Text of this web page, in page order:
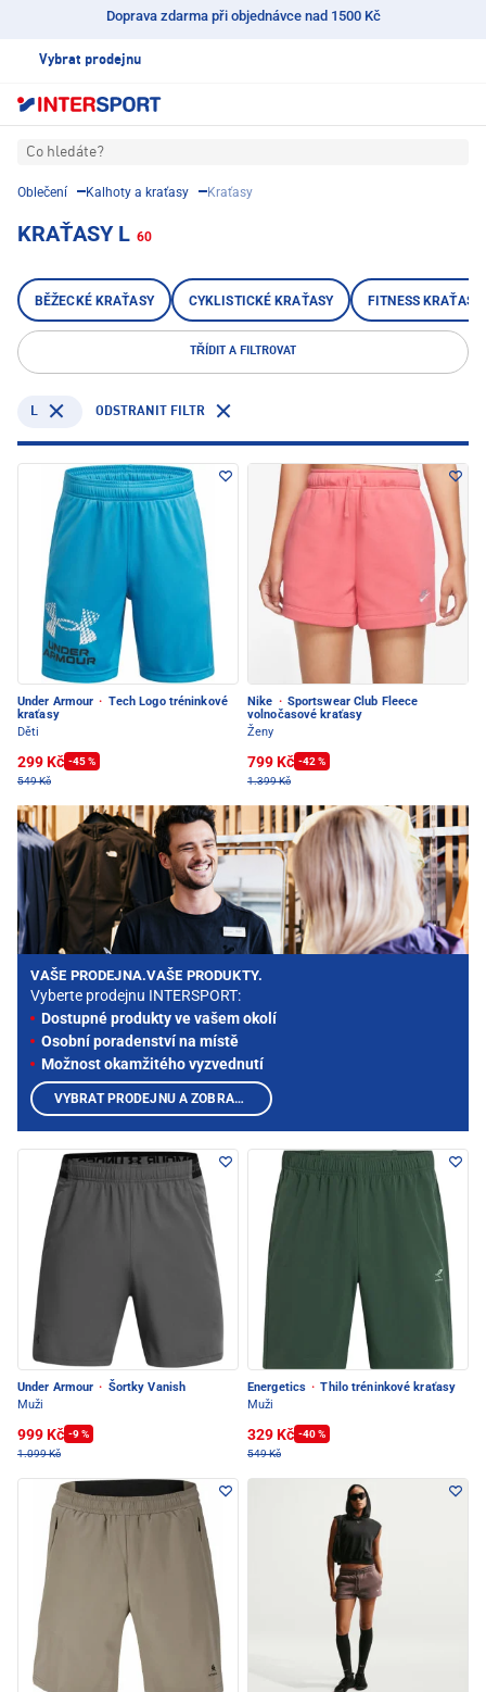
Doprava zdarma při objednávce nad 1500 Kč
Vybrat prodejnu
Co hledáte?
Oblečení Kalhoty a kraťasy Kraťasy
KRAŤASY L 60
BĚŽECKÉ KRAŤASY CYKLISTICKÉ KRAŤASY FITNESS KRAŤASY
TŘÍDIT A FILTROVAT
L ODSTRANIT FILTR
Under Armour · Tech Logo tréninkové
kraťasy
Děti
299 Kč -45 %
549 Kč
Nike · Sportswear Club Fleece
volnočasové kraťasy
Ženy
799 Kč -42 %
1.399 Kč
Under Armour · Šortky Vanish
Muži
999 Kč -9 %
1.099 Kč
Energetics · Thilo tréninkové kraťasy
Muži
329 Kč -40 %
549 Kč
VAŠE PRODEJNA.VAŠE PRODUKTY.
Vyberte prodejnu INTERSPORT:
Dostupné produkty ve vašem okolí
Osobní poradenství na místě
Možnost okamžitého vyzvednutí
VYBRAT PRODEJNU A ZOBRAZIT PRODUKTY